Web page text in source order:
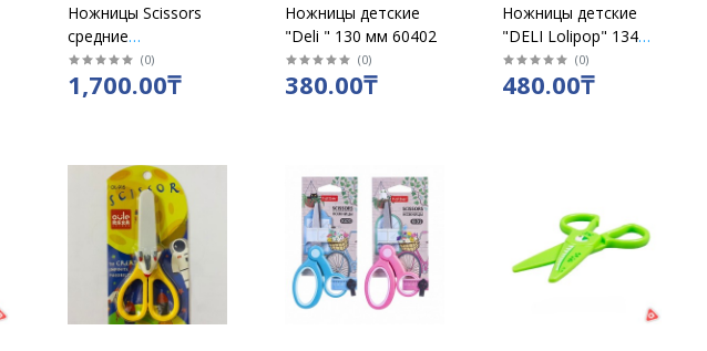
Ножницы Scissors
средние
металлические с
золотой ручкой/
(0)
1,700.00₸
Ножницы детские
"Deli " 130 мм 60402
(0)
380.00₸
Ножницы детские
"DELI Lolipop" 134
мм пластиковые
ручки, с колпачком,
(0)
480.00₸